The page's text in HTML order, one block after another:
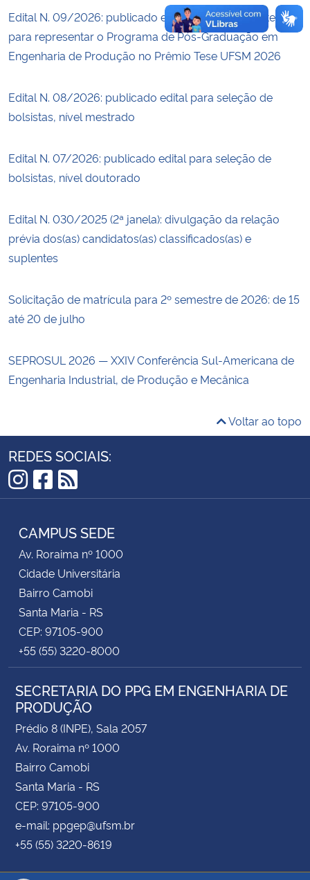
Edital N. 09/2026: publicado edital de seleção de tese
para representar o Programa de Pós-Graduação em
Engenharia de Produção no Prêmio Tese UFSM 2026
Edital N. 08/2026: publicado edital para seleção de
bolsistas, nível mestrado
Edital N. 07/2026: publicado edital para seleção de
bolsistas, nível doutorado
Edital N. 030/2025 (2ª janela): divulgação da relação
prévia dos(as) candidatos(as) classificados(as) e
suplentes
Solicitação de matrícula para 2º semestre de 2026: de 15
até 20 de julho
SEPROSUL 2026 — XXIV Conferência Sul-Americana de
Engenharia Industrial, de Produção e Mecânica
Voltar ao topo
REDES SOCIAIS:
Instagram
Facebook
RSS
CAMPUS SEDE
Av. Roraima nº 1000
Cidade Universitária
Bairro Camobi
Santa Maria - RS
CEP: 97105-900
+55 (55) 3220-8000
SECRETARIA DO PPG EM ENGENHARIA DE
PRODUÇÃO
Prédio 8 (INPE), Sala 2057
Av. Roraima nº 1000
Bairro Camobi
Santa Maria - RS
CEP: 97105-900
e-mail: ppgep@ufsm.br
+55 (55) 3220-8619